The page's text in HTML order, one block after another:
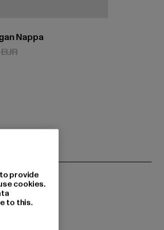
Nappa
Prix en promotion: 109,99 EUR
provide
cookies.
to this.